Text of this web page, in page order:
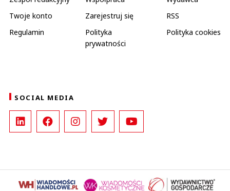
Twoje konto
Zarejestruj się
RSS
Regulamin
Polityka
prywatności
Polityka cookies
SOCIAL MEDIA